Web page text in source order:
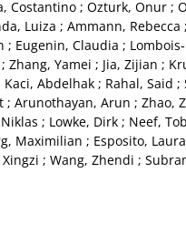
Costantino; Ozturk, Onur;
Luiza ; Ammann, Rebecca ;
; Eugenin, Claudia ;
Zhang, Yamei ; Jia, Zijian ;
Kaci, Abdelhak; Rahal, Said ;
; Arunothayan, Arun ; Zhao,
; Lowke, Dirk; Neef,
Maximilian ; Esposito, Laura
; Wang, Zhendi ;